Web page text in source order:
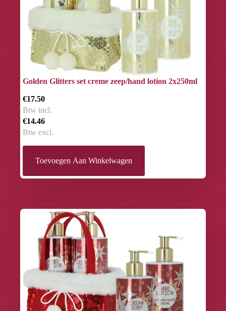
Golden Glitters set creme zeep/hand lotion 2x250ml
€17.50
Btw incl.
€14.46
Btw excl.
Toevoegen Aan Winkelwagen